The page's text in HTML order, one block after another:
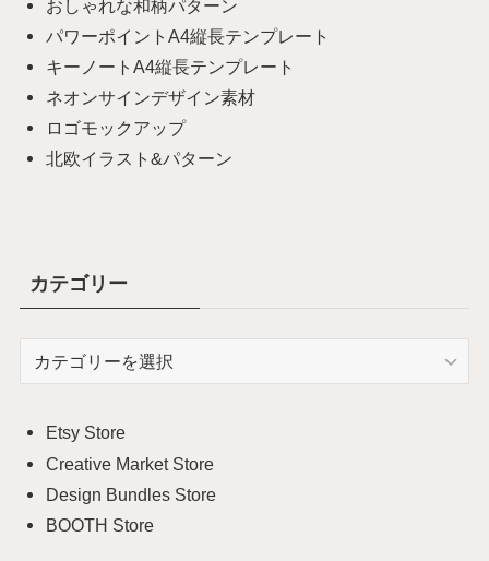
おしゃれな和柄パターン
パワーポイントA4縦長テンプレート
キーノートA4縦長テンプレート
ネオンサインデザイン素材
ロゴモックアップ
北欧イラスト&パターン
カテゴリー
リ
ー
Etsy Store
Creative Market Store
Design Bundles Store
BOOTH Store